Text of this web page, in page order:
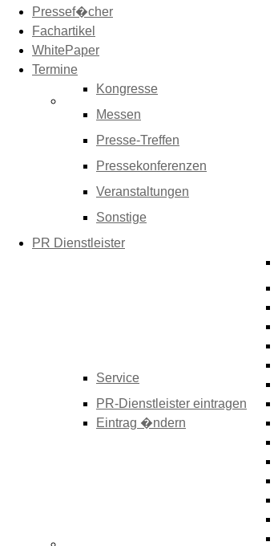
Pressef�cher
Fachartikel
WhitePaper
Termine
Kongresse
Messen
Presse-Treffen
Pressekonferenzen
Veranstaltungen
Sonstige
PR Dienstleister
Service
PR-Dienstleister eintragen
Eintrag �ndern